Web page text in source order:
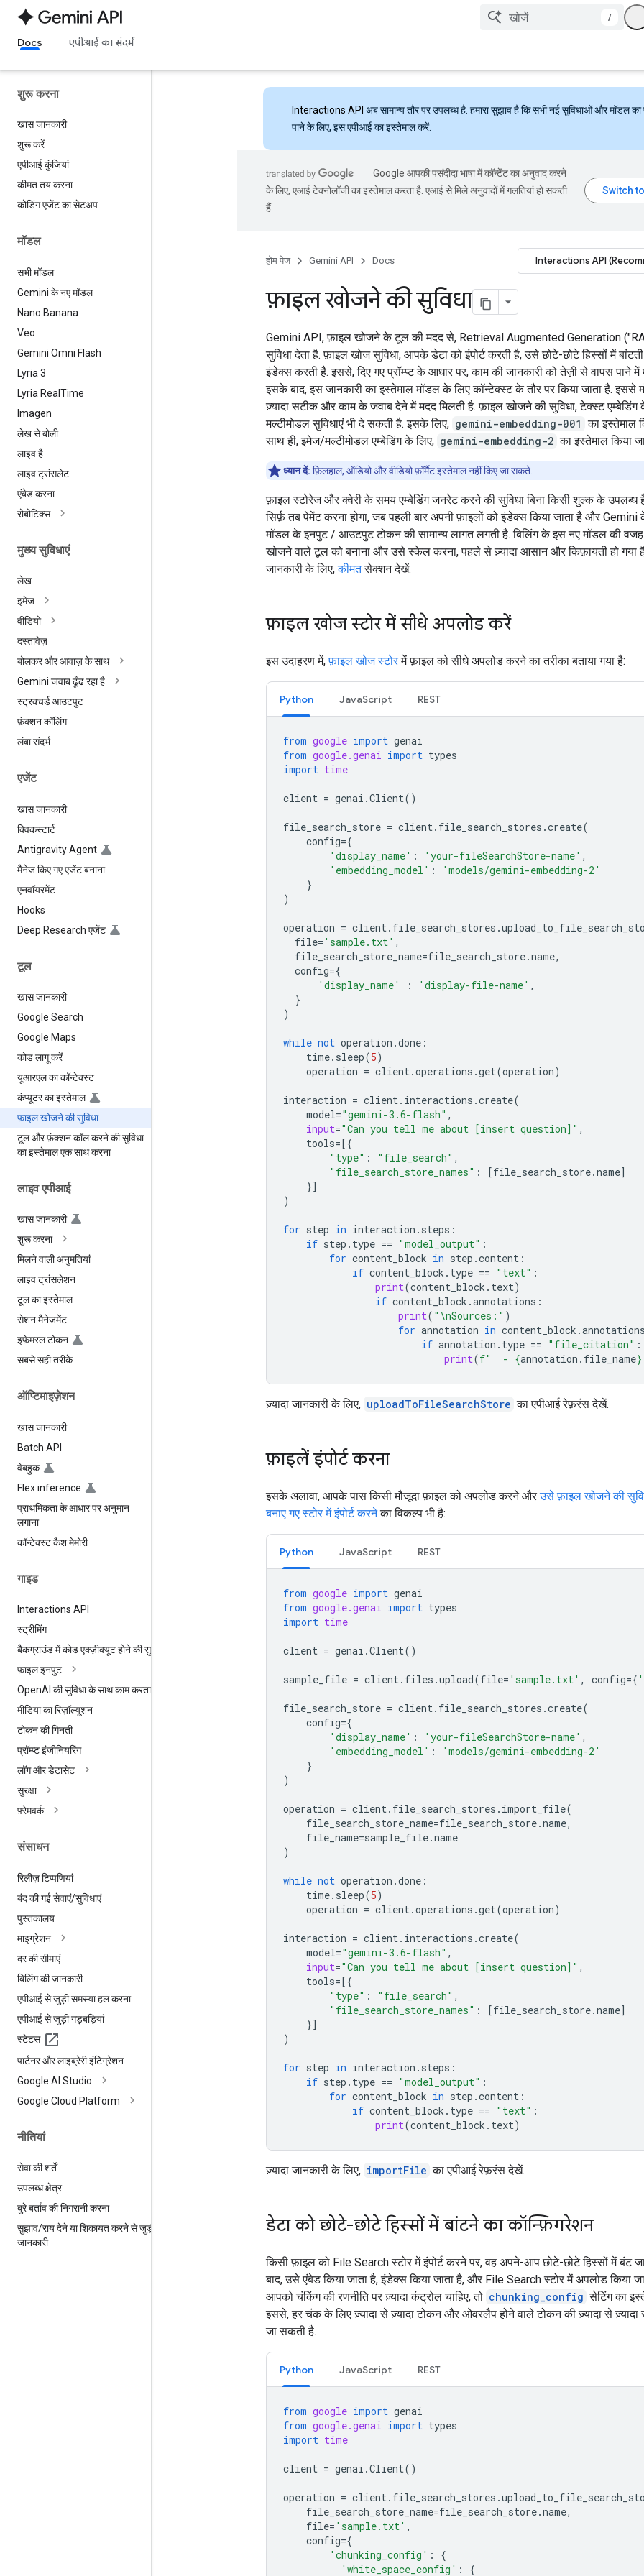
/
Docs एपीआई का संदर्भ
शुरू करना
खास जानकारी
शुरू करें
एपीआई कुंजियां
कीमत तय करना
कोडिंग एजेंट का सेटअप
मॉडल
सभी मॉडल
Gemini के नए मॉडल
Nano Banana
Veo
Gemini Omni Flash
Lyria 3
Lyria Real Time
Imagen
लेख से बोली
लाइव है
लाइव ट्रांसलेट
एंबेड करना
रोबोटिक्स
मुख्य सुविधाएं
लेख
इमेज
वीडियो
दस्तावेज़
बोलकर और आवाज़ के साथ
Gemini जवाब ढूँढ रहा है
स्ट्रक्चर्ड आउटपुट
फ़ंक्शन कॉलिंग
लंबा संदर्भ
एजेंट
खास जानकारी
क्विकस्टार्ट
Antigravity Agent
मैनेज किए गए एजेंट बनाना
एनवॉयरमेंट
Hooks
Deep Research एजेंट
टूल
खास जानकारी
Google Search
Google Maps
कोड लागू करें
यूआरएल का कॉन्टेक्स्ट
कंप्यूटर का इस्तेमाल
फ़ाइल खोजने की सुविधा
टूल और फ़ंक्शन कॉल करने की सुविधा
का इस्तेमाल एक साथ करना
लाइव एपीआई
खास जानकारी
शुरू करना
मिलने वाली अनुमतियां
लाइव ट्रांसलेशन
टूल का इस्तेमाल
सेशन मैनेजमेंट
इफ़ेमरल टोकन
सबसे सही तरीके
ऑप्टिमाइज़ेशन
खास जानकारी
Batch API
वेबहुक
Flex inference
प्राथमिकता के आधार पर अनुमान
लगाना
कॉन्टेक्स्ट कैश मेमोरी
गाइड
Interactions API
स्ट्रीमिंग
बैकग्राउंड में कोड एक्ज़ीक्यूट होने की सुविधा
फ़ाइल इनपुट
OpenAI की सुविधा के साथ काम करता है
मीडिया का रिज़ॉल्यूशन
टोकन की गिनती
प्रॉम्प्ट इंजीनियरिंग
लॉग और डेटासेट
सुरक्षा
फ़्रेमवर्क
संसाधन
रिलीज़ टिप्पणियां
बंद की गई सेवाएं/सुविधाएं
पुस्तकालय
माइग्रेशन
दर की सीमाएं
बिलिंग की जानकारी
एपीआई से जुड़ी समस्या हल करना
एपीआई से जुड़ी गड़बड़ियां
स्टेटस
पार्टनर और लाइब्रेरी इंटिग्रेशन
Google AI Studio
Google Cloud Platform
नीतियां
सेवा की शर्तें
उपलब्ध क्षेत्र
बुरे बर्ताव की निगरानी करना
सुझाव/राय देने या शिकायत करने से जुड़ी
जानकारी
Interactions API अब सामान्य तौर पर उपलब्ध है. हमारा सुझाव है कि सभी नई सुविधाओं और मॉडल
पाने के लिए, इस एपीआई का इस्तेमाल करें.
Google आपकी पसंदीदा भाषा में कॉन्टेंट का अनुवाद करने
के लिए, एआई टेक्नोलॉजी का इस्तेमाल करता है. एआई से मिले अनुवादों में गलतियां हो सकती
हैं.
होम पेज Gemini API Docs Interactions API
फ़ाइल खोजने की सुविधा
Gemini API, फ़ाइल खोजने के टूल की मदद से, Retrieval Augmented Generation
सुविधा देता है. फ़ाइल खोज सुविधा, आपके डेटा को इंपोर्ट करती है, उसे छोटे-छोटे हिस्सों में
इंडेक्स करती है. इससे, दिए गए प्रॉम्प्ट के आधार पर, काम की जानकारी को तेज़ी से वापस पाने में
इसके बाद, इस जानकारी का इस्तेमाल मॉडल के लिए कॉन्टेक्स्ट के तौर पर किया जाता है. इससे
ज़्यादा सटीक और काम के जवाब देने में मदद मिलती है. फ़ाइल खोजने की सुविधा, टेक्स्ट
मल्टीमोडल सुविधाएं भी दे सकती है. इसके लिए, gemini-embedding-001 का इस्तेमाल
साथ ही, इमेज/मल्टीमोडल एम्बेडिंग के लिए, gemini-embedding-2 का इस्तेमाल किया
ध्यान दें: फ़िलहाल, ऑडियो और वीडियो फ़ॉर्मैट इस्तेमाल नहीं किए जा सकते.
फ़ाइल स्टोरेज और क्वेरी के समय एम्बेडिंग जनरेट करने की सुविधा बिना किसी शुल्क के उपलब्ध
सिर्फ़ तब पेमेंट करना होगा, जब पहली बार अपनी फ़ाइलों को इंडेक्स किया जाता है और Gemini
मॉडल के इनपुट / आउटपुट टोकन की सामान्य लागत लगती है. बिलिंग के इस नए मॉडल की
खोजने वाले टूल को बनाना और उसे स्केल करना, पहले से ज़्यादा आसान और किफ़ायती हो गया
जानकारी के लिए,कीमतसेक्शन देखें.
फ़ाइल खोज स्टोर में सीधे अपलोड करें
इस उदाहरण में,फ़ाइल खोज स्टोरमें फ़ाइल को सीधे अपलोड करने का तरीका बताया गया है:
Python JavaScript REST
from google import genai
from google.genai import types
import time
client = genai .Client()
file_search_store = client. file_search_stores .create(
config={
'display_name' : 'your-fileSearchStore-name' ,
'embedding_model' :
'models/gemini-embedding-2'
}
)
operation = client. file_search_stores .
file= 'sample.txt' ,
file_search_store_name=file_search_store.name,
config={
'display_name'
: 'display-file-name' ,
}
)
while not operation .done :
time. sleep(5)
operation = client.operations .get(operation)
interaction = client. interactions .create(
model="gemini-3.6-flash" ,
input="Can you tell me about [insert question]" ,
tools=[{
"type" : "file_search" ,
"file_search_store_names" : [file_search_store.name]
}]
)
for step in interaction . steps :
if step . type == "model_output" :
for content_block in step .content :
if content_block . type == "text" :
print(content_block . text)
if content_block .annotations :
print( " \nSources:" )
for annotation in content_block .annotations
if annotation . type == "file_citation" :
print(f"  - {annotation . file_name}
ज़्यादा जानकारी के लिए, uploadToFileSearchStore का एपीआई रेफ़रंस देखें.
फ़ाइलें इंपोर्ट करना
इसके अलावा, आपके पास किसी मौजूदा फ़ाइल को अपलोड करने औरउसे फ़ाइल खोजने की
बनाए गए स्टोर में इंपोर्ट करनेका विकल्प भी है:
Python JavaScript REST
from google import genai
from google.genai import types
import time
client = genai .Client()
sample_file = client. files .upload(file= 'sample.txt' , config={
file_search_store = client. file_search_stores .create(
config={
'display_name' : 'your-fileSearchStore-name' ,
'embedding_model' :
'models/gemini-embedding-2'
}
)
operation = client. file_search_stores . import_file(
file_search_store_name=file_search_store.name,
file_name=sample_file.name
)
while not operation .done :
time. sleep(5)
operation = client.operations .get(operation)
interaction = client. interactions .create(
model="gemini-3.6-flash" ,
input="Can you tell me about [insert question]" ,
tools=[{
"type" : "file_search" ,
"file_search_store_names" : [file_search_store.name]
}]
)
for step in interaction . steps :
if step . type == "model_output" :
for content_block in step .content :
if content_block . type == "text" :
print(content_block . text)
ज़्यादा जानकारी के लिए, importFile का एपीआई रेफ़रंस देखें.
डेटा को छोटे-छोटे हिस्सों में बांटने का कॉन्फ़िगरेशन
किसी फ़ाइल को File Search स्टोर में इंपोर्ट करने पर, वह अपने-आप छोटे-छोटे हिस्सों में बंट
बाद, उसे एंबेड किया जाता है, इंडेक्स किया जाता है, और File Search स्टोर में अपलोड किया
आपको चंकिंग की रणनीति पर ज़्यादा कंट्रोल चाहिए, तो chunking_config सेटिंग का
इससे, हर चंक के लिए ज़्यादा से ज़्यादा टोकन और ओवरलैप होने वाले टोकन की ज़्यादा से
जा सकती है.
Python JavaScript REST
from google import genai
from google.genai import types
import time
client = genai .Client()
operation = client. file_search_stores .
file_search_store_name=file_search_store.name,
file= 'sample.txt' ,
config={
'chunking_config' :
{
'white_space_config' : {